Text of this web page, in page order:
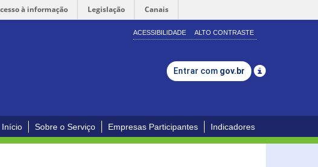
à informação Legislação Canais
ACESSIBILIDADE ALTO CONTRASTE
Entrar com gov.br
Início Sobre o Serviço Empresas Participantes Indicadores